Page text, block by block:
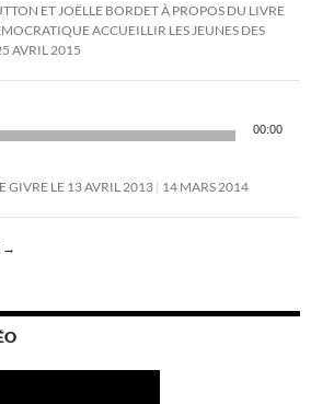
ET JOËLLE BORDET À PROPOS DU LIVRE
ACCUEILLIR LES JEUNES DES
AVRIL 2015
00:00
GIVRE LE 13 AVRIL 2013 14 MARS 2014
→